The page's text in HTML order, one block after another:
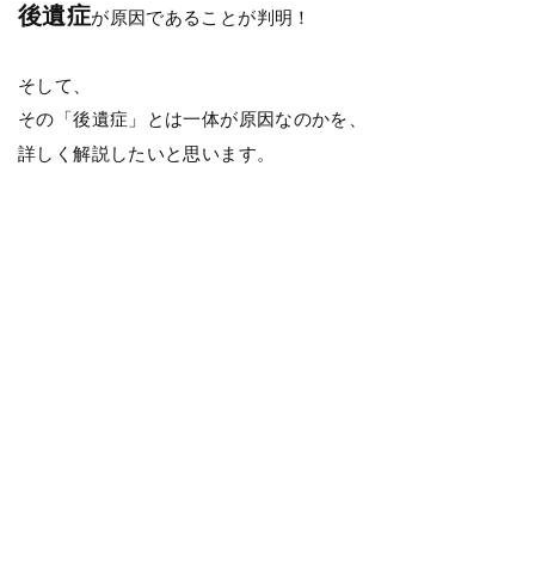
後遺症が原因であることが判明！
そして、
その「後遺症」とは一体が原因なのかを、
詳しく解説したいと思います。